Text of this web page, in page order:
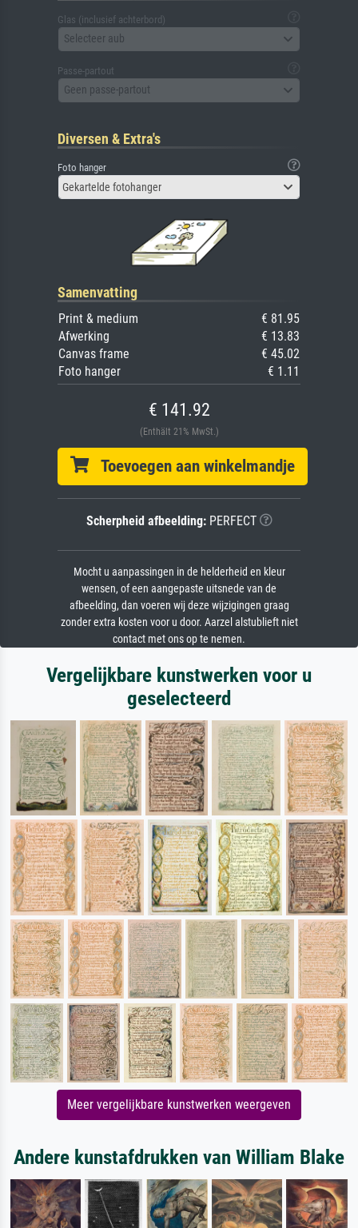
Glas (inclusief achterbord)
Selecteer aub
Passe-partout
Geen passe-partout
Diversen & Extra's
Foto hanger
Gekartelde fotohanger
Samenvatting
Print & medium
€ 81.95
Afwerking
€ 13.83
Canvas frame
€ 45.02
Foto hanger
€ 1.11
€ 141.92
(Enthält 21% MwSt.)
Toevoegen aan winkelmandje
Scherpheid afbeelding:PERFECT
Mocht u aanpassingen in de helderheid en kleur
wensen, of een aangepaste uitsnede van de
afbeelding, dan voeren wij deze wijzigingen graag
zonder extra kosten voor u door. Aarzel alstublieft niet
contact met ons op te nemen.
Vergelijkbare kunstwerken voor u
geselecteerd
Meer vergelijkbare kunstwerken weergeven
Andere kunstafdrukken van William Blake